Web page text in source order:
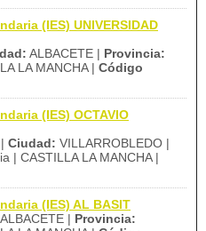
(IES) UNIVERSIDAD
ALBACETE | Provincia:
LA MANCHA | Código
(IES) OCTAVIO
Ciudad: VILLARROBLEDO |
| CASTILLA LA MANCHA |
(IES) AL BASIT
ALBACETE | Provincia: